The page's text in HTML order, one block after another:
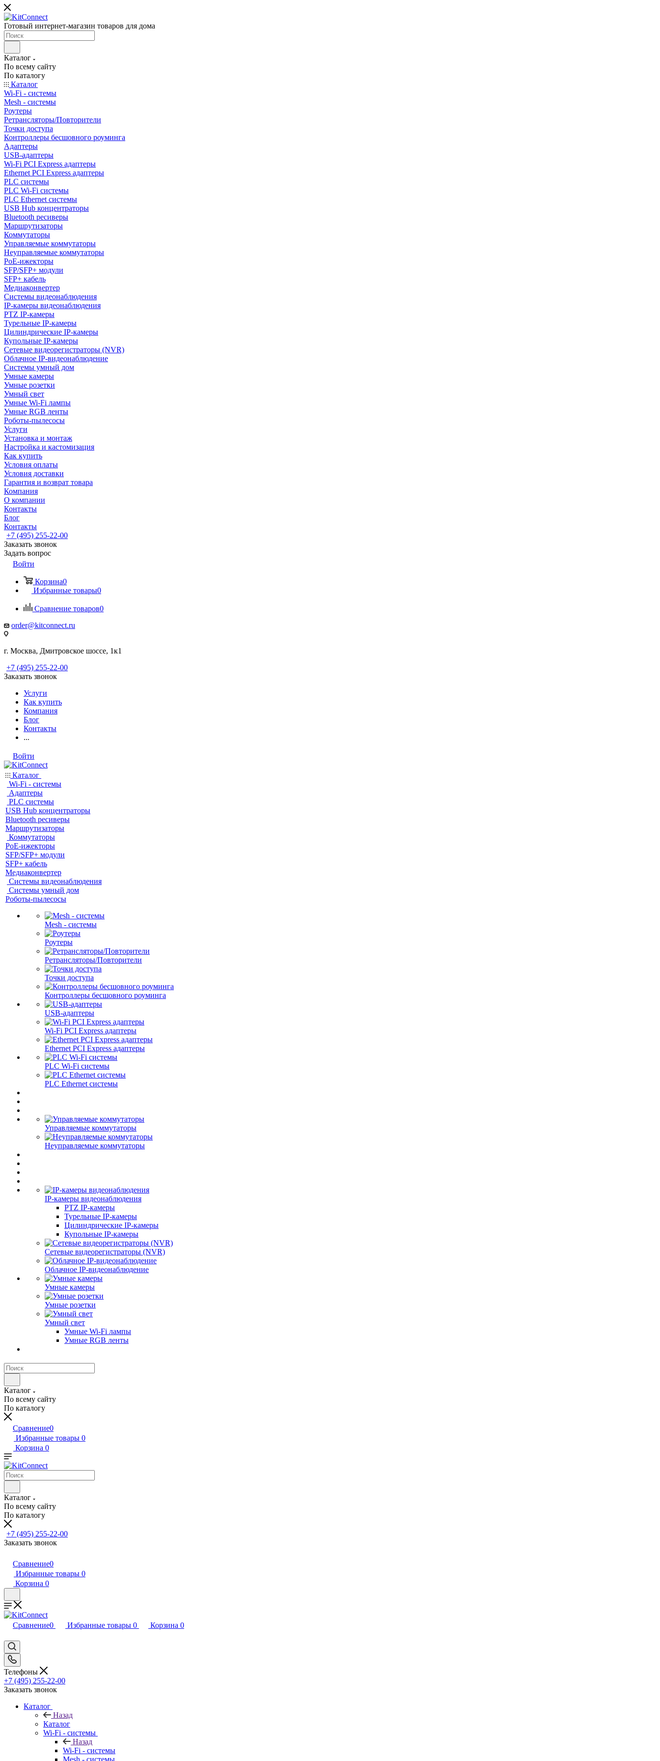
Готовый интернет-магазин товаров для дома
Каталог
По всему сайту
По каталогу
Каталог
Wi-Fi - системы
Mesh - системы
Роутеры
Ретрансляторы/Повторители
Точки доступа
Контроллеры бесшовного роуминга
Адаптеры
USB-адаптеры
Wi-Fi PCI Express адаптеры
Ethernet PCI Express адаптеры
PLC системы
PLC Wi-Fi системы
PLC Ethernet системы
USB Hub концентраторы
Bluetooth ресиверы
Маршрутизаторы
Коммутаторы
Управляемые коммутаторы
Неуправляемые коммутаторы
PoE-ижекторы
SFP/SFP+ модули
SFP+ кабель
Медиаконвертер
Системы видеонаблюдения
IP-камеры видеонаблюдения
PTZ IP-камеры
Турельные IP-камеры
Цилиндрические IP-камеры
Купольные IP-камеры
Сетевые видеорегистраторы (NVR)
Облачное IP-видеонаблюдение
Системы умный дом
Умные камеры
Умные розетки
Умный свет
Умные Wi-Fi лампы
Умные RGB ленты
Роботы-пылесосы
Услуги
Установка и монтаж
Настройка и кастомизация
Как купить
Условия оплаты
Условия доставки
Гарантия и возврат товара
Компания
О компании
Контакты
Блог
Контакты
+7 (495) 255-22-00
Заказать звонок
Задать вопрос
Войти
Корзина0
Избранные товары0
Сравнение товаров0
order@kitconnect.ru
г. Москва, Дмитровское шоссе, 1к1
+7 (495) 255-22-00
Заказать звонок
Услуги
Как купить
Компания
Блог
Контакты
...
Войти
Каталог
Wi-Fi - системы
Адаптеры
PLC системы
USB Hub концентраторы
Bluetooth ресиверы
Маршрутизаторы
Коммутаторы
PoE-ижекторы
SFP/SFP+ модули
SFP+ кабель
Медиаконвертер
Системы видеонаблюдения
Системы умный дом
Роботы-пылесосы
Mesh - системы
Роутеры
Ретрансляторы/Повторители
Точки доступа
Контроллеры бесшовного роуминга
USB-адаптеры
Wi-Fi PCI Express адаптеры
Ethernet PCI Express адаптеры
PLC Wi-Fi системы
PLC Ethernet системы
Управляемые коммутаторы
Неуправляемые коммутаторы
IP-камеры видеонаблюдения
PTZ IP-камеры
Турельные IP-камеры
Цилиндрические IP-камеры
Купольные IP-камеры
Сетевые видеорегистраторы (NVR)
Облачное IP-видеонаблюдение
Умные камеры
Умные розетки
Умный свет
Умные Wi-Fi лампы
Умные RGB ленты
Каталог
По всему сайту
По каталогу
Сравнение0
Избранные товары 0
Корзина 0
Каталог
По всему сайту
По каталогу
+7 (495) 255-22-00
Заказать звонок
Сравнение0
Избранные товары 0
Корзина 0
Сравнение0 Избранные товары 0 Корзина 0
Телефоны
+7 (495) 255-22-00
Заказать звонок
Каталог
Назад
Каталог
Wi-Fi - системы
Назад
Wi-Fi - системы
Mesh - системы